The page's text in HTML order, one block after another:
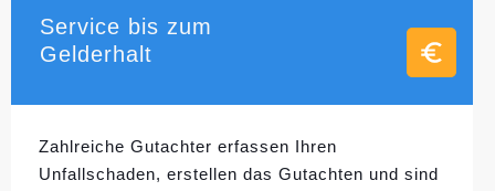
Service bis zum
Gelderhalt
Zahlreiche Gutachter erfassen Ihren
Unfallschaden, erstellen das Gutachten und sind